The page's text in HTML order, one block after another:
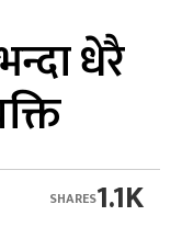
धेरै
1.1K
SHARES